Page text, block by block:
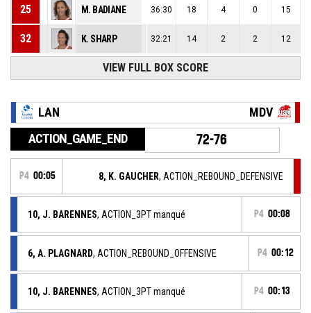
25 M. BADIANE 36:30 18 4 0 15
32 K. SHARP 32:21 14 2 2 12
VIEW FULL BOX SCORE
LAN MDV
ACTION_GAME_END 72-76
P4 00:05 8, K. GAUCHER, ACTION_REBOUND_DEFENSIVE
10, J. BARENNES, ACTION_3PT manqué P4 00:08
6, A. PLAGNARD, ACTION_REBOUND_OFFENSIVE P4 00:12
10, J. BARENNES, ACTION_3PT manqué P4 00:13